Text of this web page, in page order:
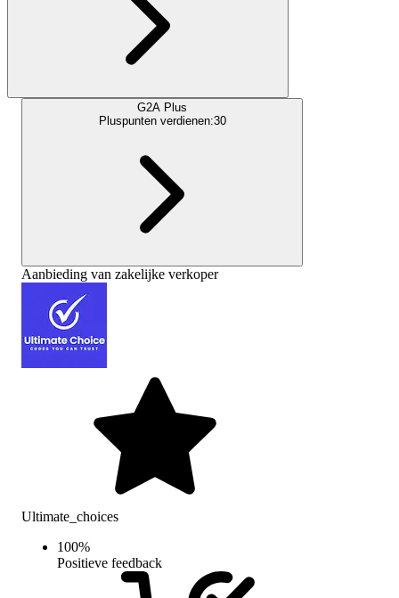
G2A Plus
Pluspunten verdienen:30
Aanbieding van zakelijke verkoper
Ultimate_choices
100%
Positieve feedback